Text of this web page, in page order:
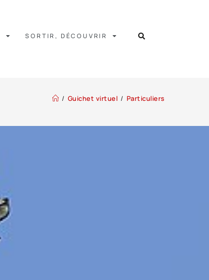
SORTIR, DÉCOUVRIR
/ Guichet virtuel / Particuliers